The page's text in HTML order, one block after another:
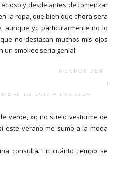
y desde antes de comenzar
la ropa, que bien que ahora sera
aunque yo particularmente no lo
no destacan muchos mis ojos
un smokee seria genial
RESPONDER
DE 2012 A LAS 21:24
verde, xq no suelo vesturme de
este verano me sumo a la moda
consulta. En cuánto tiempo se